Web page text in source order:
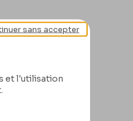
et l'utilisation
sans accepter